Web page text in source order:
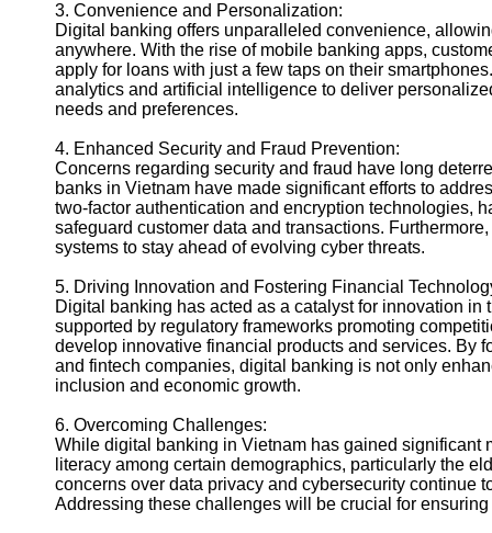
About
Us
Write
for Us
3. Convenience and Personalization:
Digital banking offers unparalleled convenience,
anywhere. With the rise of mobile banking apps,
apply for loans with just a few taps on their
analytics and artificial intelligence to deliver
needs and preferences.
4. Enhanced Security and Fraud Prevention:
Concerns regarding security and fraud have long
banks in Vietnam have made significant efforts to
two-factor authentication and encryption technologies,
safeguard customer data and transactions.
systems to stay ahead of evolving cyber threats.
5. Driving Innovation and Fostering Financial
Digital banking has acted as a catalyst for innovation
supported by regulatory frameworks promoting
develop innovative financial products and services. By
and fintech companies, digital banking is not only
inclusion and economic growth.
6. Overcoming Challenges:
While digital banking in Vietnam has gained significant
literacy among certain demographics, particularly the
concerns over data privacy and cybersecurity continue
Addressing these challenges will be crucial for